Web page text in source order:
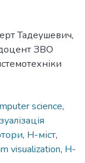
Тадеушевич,
ЗВО
science,
, Н-міст,
visualization, H-